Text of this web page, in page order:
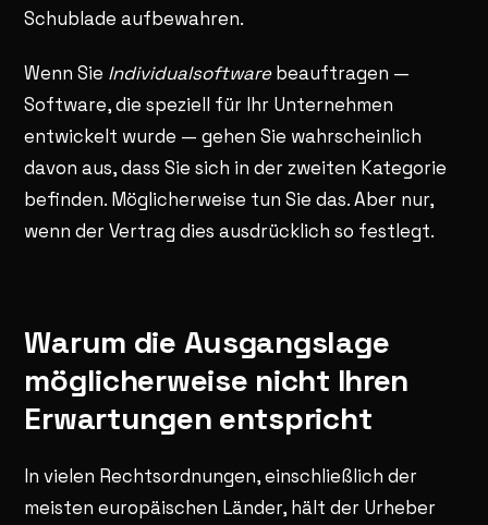
Schublade aufbewahren.
Wenn Sie Individualsoftwarebeauftragen —
Software, die speziell für Ihr Unternehmen
entwickelt wurde — gehen Sie wahrscheinlich
davon aus, dass Sie sich in der zweiten Kategorie
befinden. Möglicherweise tun Sie das. Aber nur,
wenn der Vertrag dies ausdrücklich so festlegt.
Warum die Ausgangslage
möglicherweise nicht Ihren
Erwartungen entspricht
In vielen Rechtsordnungen, einschließlich der
meisten europäischen Länder, hält der Urheber